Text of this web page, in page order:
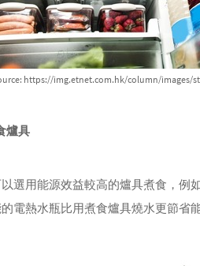
https://img.etnet.com.hk/column/images/
爐具
選用能源效益較高的爐具煮食，例
電熱水瓶比用煮食爐具燒水更節省